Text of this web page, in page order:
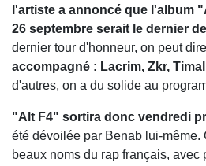
l'artiste a annoncé que l'album
26 septembre serait le dernier
dernier tour d'honneur, on peut
accompagné : Lacrim, Zkr,
d'autres, on a du solide au
"Alt F4" sortira donc vendredi
été dévoilée par Benab lui-même.
beaux noms du rap français, avec